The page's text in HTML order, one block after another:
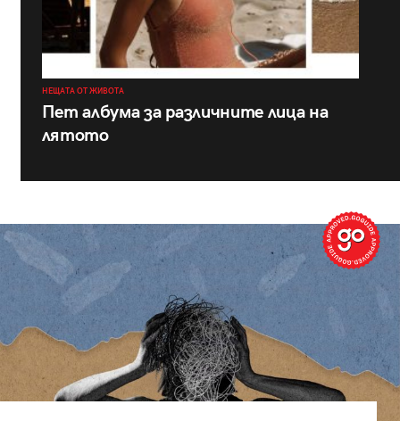
НЕЩАТА ОТ ЖИВОТА
Пет албума за различните лица на
лятото